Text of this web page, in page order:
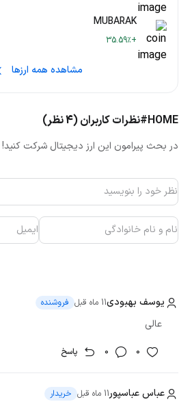
#HOMEنظرات کاربران (4 نظر)
در بحث پیرامون این ارز دیجیتال شرکت کنید!
یوسف بهبودی11 ماه قبل فروشنده
عالی
0
0 پاسخ
عباس عباسپور11 ماه قبل خریدار
MUBARAK
+35.59٪
مشاهده همه ارزها